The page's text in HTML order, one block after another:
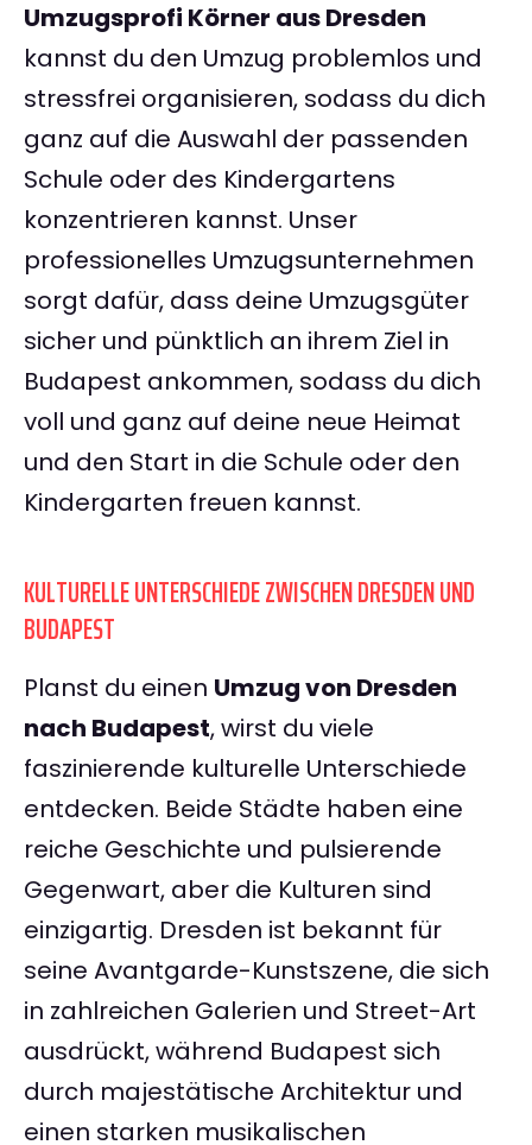
Umzugsprofi Körner aus Dresden
kannst du den Umzug problemlos und
stressfrei organisieren, sodass du dich
ganz auf die Auswahl der passenden
Schule oder des Kindergartens
konzentrieren kannst. Unser
professionelles Umzugsunternehmen
sorgt dafür, dass deine Umzugsgüter
sicher und pünktlich an ihrem Ziel in
Budapest ankommen, sodass du dich
voll und ganz auf deine neue Heimat
und den Start in die Schule oder den
Kindergarten freuen kannst.
KULTURELLE UNTERSCHIEDE ZWISCHEN DRESDEN UND
BUDAPEST
Planst du einen Umzug von Dresden
nach Budapest, wirst du viele
faszinierende kulturelle Unterschiede
entdecken. Beide Städte haben eine
reiche Geschichte und pulsierende
Gegenwart, aber die Kulturen sind
einzigartig. Dresden ist bekannt für
seine Avantgarde-Kunstszene, die sich
in zahlreichen Galerien und Street-Art
ausdrückt, während Budapest sich
durch majestätische Architektur und
einen starken musikalischen